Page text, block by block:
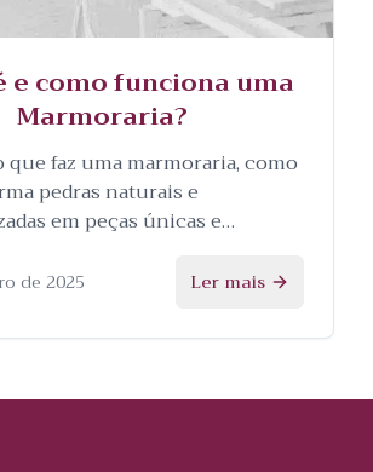
e como funciona uma
Marmoraria?
que faz uma marmoraria, como
pedras naturais e
em peças únicas e
de 2025 Ler mais